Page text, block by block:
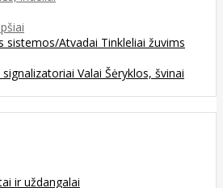
sistemos/Atvadai Tinkleliai žuvims
Valai Šėryklos, švinai
ir uždangalai